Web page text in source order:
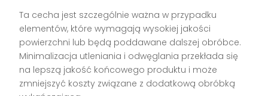
Ta cecha jest szczególnie ważna w przypadku
elementów, które wymagają wysokiej jakości
powierzchni lub będą poddawane dalszej obróbce.
Minimalizacja utleniania i odwęglania przekłada się
na lepszą jakość końcowego produktu i może
zmniejszyć koszty związane z dodatkową obróbką